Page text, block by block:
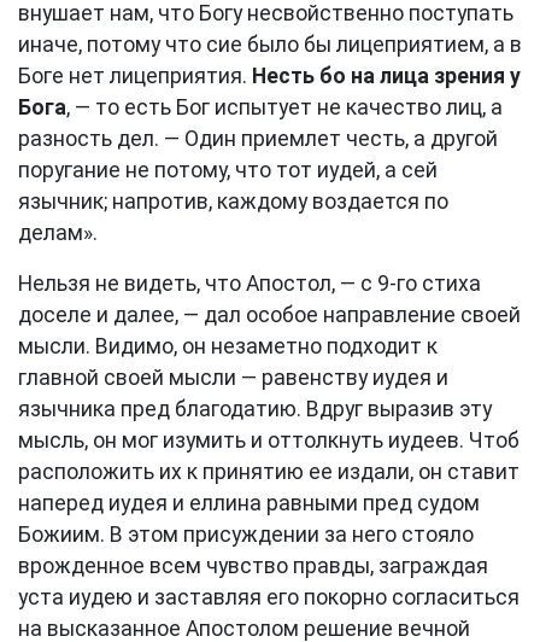
внушает нам, что Богу несвойственно поступать
иначе, потому что сие было бы лицеприятием, а в
Боге нет лицеприятия. Несть бо на лица зрения у
Бога, — то есть Бог испытует не качество лиц, а
разность дел. — Один приемлет честь, а другой
поругание не потому, что тот иудей, а сей
язычник; напротив, каждому воздается по
делам».
Нельзя не видеть, что Апостол, — с 9-го стиха
доселе и далее, — дал особое направление своей
мысли. Видимо, он незаметно подходит к
главной своей мысли — равенству иудея и
язычника пред благодатию. Вдруг выразив эту
мысль, он мог изумить и оттолкнуть иудеев. Чтоб
расположить их к принятию ее издали, он ставит
наперед иудея и еллина равными пред судом
Божиим. В этом присуждении за него стояло
врожденное всем чувство правды, заграждая
уста иудею и заставляя его покорно согласиться
на высказанное Апостолом решение вечной